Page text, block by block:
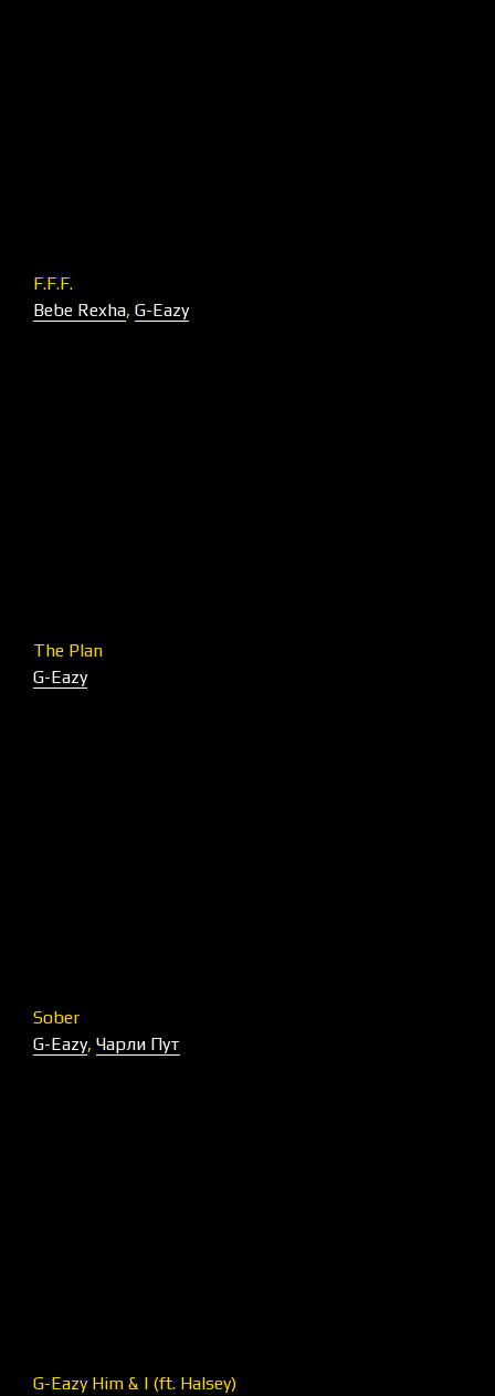
F.F.F.
Bebe Rexha, G-Eazy
The Plan
G-Eazy
Sober
G-Eazy, Чарли Пут
G-Eazy Him & I (ft. Halsey)